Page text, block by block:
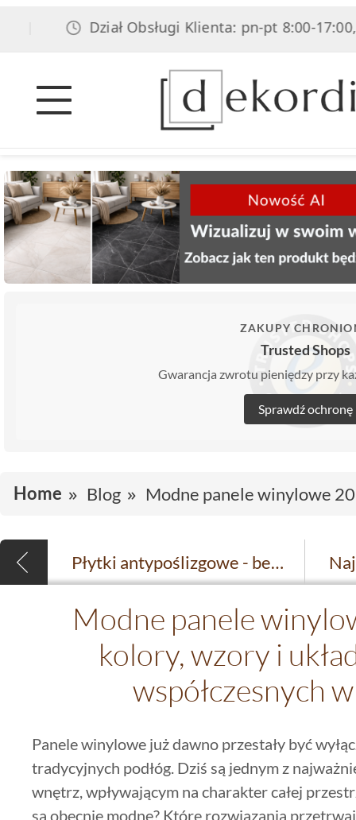
Dział Obsługi Klienta: pn-pt 8:00-17:00, sob
ZAKUPY
Trusted Shops
Gwarancja zwrotu pieniędzy przy
Sprawdź ochronę
Home Blog Modne panele winylowe
Płytki antypoślizgowe - bezpieczeństwo, które idzie w parze z modnym wnętrzem
Modne panele
kolory, wzory i
współczesnych
Panele winylowe już dawno przestały być
tradycyjnych podłóg. Dziś są jednym z
wnętrz, wpływającym na charakter całej
są obecnie modne? Które rozwiązania